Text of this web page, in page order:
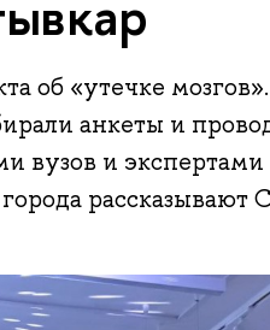
об «утечке мозгов».
анкеты и
вузов и экспертами
рассказывают